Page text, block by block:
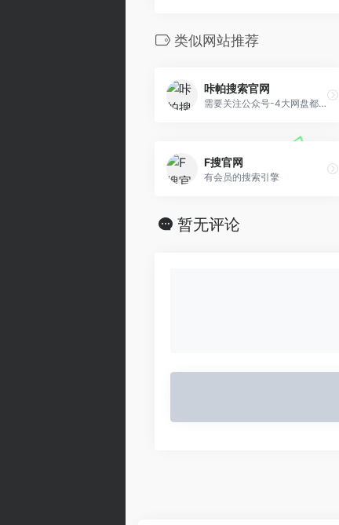
类似网站推荐
咔帕搜索官网
需要关注公众号-4大网盘都能搜
F搜官网
有会员的搜索引擎
暂无评论